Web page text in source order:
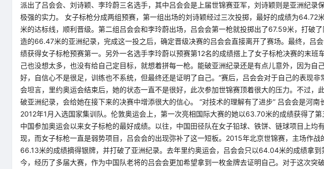
派出了吕会会、刘诗颖、李玲蔚三名选手，其中吕会会是上届世锦赛亚军，刘诗颖则是亚洲纪录
极强的实力。 女子标枪分成两组预赛，第一组出场的刘诗颖经过三次投掷，最好的成绩为64.72
米的达标线，顺利晋级。第二组吕会会和李玲蔚出场，吕会会第一枪就投掷出了67.59米，打破
造的66.47米的亚洲纪录，完成这一投之后，确定晋级决赛的吕会会直接离开了赛场。最终，吕
绩获得女子标枪预赛第一。另外一名选手李玲蔚以预赛第12名的成绩搭上了女子标枪决赛的末班
己也没想太多，也没有给自己定目标，就想着拼每一枪。能破亚洲纪录还是有点儿意外，因为自
好，自信心不是很足，训练也不系统，但最终还是证明了自己。”赛后，吕会会对于自己的表现非
会坦言，里约奥运会结束后，她的状态一直不是很好，此次参加世锦赛顶着很大的压力。不过，
破亚洲纪录，会给她在接下来的决赛中增添很大的信心。 “对技术的理解有了进步” 吕会会是河南
2012年1月入选国家集训队。伦敦奥运会上，第一次亮相国际大赛的她以63.70米的成绩获得了第
中国参加奥运会以来女子标枪的最好成绩。以往，中国田径队在女子铅球、铁饼、链球项目上均
现，而女子标枪一直是弱势项目，吕会会的出现弥补了这一短板。2015年北京世锦赛，主场作战
66.13米的成绩摘得银牌，并打破了亚洲纪录。去年里约奥运会，吕会会只以64.04米的成绩拿到
今，经历了多届大赛，作为中国队老将的吕会会更加希望拿到一枚金牌去证明自己。对于这次突